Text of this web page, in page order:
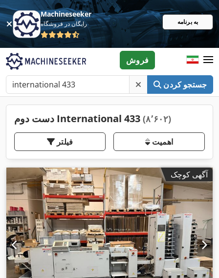
Machineseeker
رایگان در فروشگاه به برنامه
جستجو کردن
فروش
دست دوم International 433 (۸٬۶۰۲)
فیلتر اهمیت
آگهی کوچک